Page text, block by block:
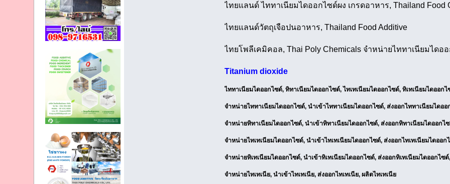
ไทยแลนด์ ไททาเนียมไดออกไซด์ผง เกรดอาหาร, Thailand Food
ไทยแลนด์วัตถุเจือปนอาหาร, Thailand Food Additive
ไทยโพลีเคมิคอล, Thai Poly Chemicals จำหน่ายไททาเนียมไดอ
Titanium dioxide
ไททาเนียมไดออกไซด์, ทิทาเนียมไดออกไซด์, ไทเทเนียมไดออกไซด์, ทิเทเนียมไดออกไ
จำหน่ายไททาเนียมไดออกไซด์, นำเข้าไททาเนียมไดออกไซด์, ส่งออกไททาเนียมไดอ
จำหน่ายทิทาเนียมไดออกไซด์, นำเข้าทิทาเนียมไดออกไซด์, ส่งออกทิทาเนียมไดออกไ
จำหน่ายไทเทเนียมไดออกไซด์, นำเข้าไทเทเนียมไดออกไซด์, ส่งออกไทเทเนียมไดออ
จำหน่ายทิเทเนียมไดออกไซด์, นำเข้าทิเทเนียมไดออกไซด์, ส่งออกทิเทเนียมไดออกไซ
จำหน่ายไทเทเนีย, นำเข้าไทเทเนีย, ส่งออกไทเทเนีย, ผลิตไทเทเนีย